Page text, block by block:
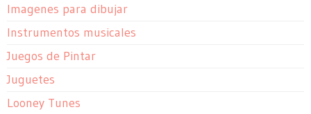
Imagenes para dibujar
Instrumentos musicales
Juegos de Pintar
Juguetes
Looney Tunes